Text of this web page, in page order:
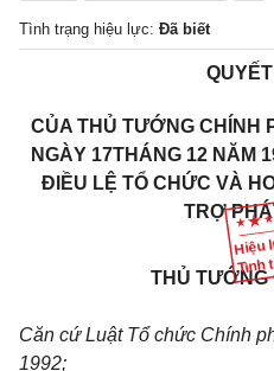
Tình trạng hiệu lực: Đã biết
Hiệu
CỦA THỦ TƯỚNG CHÍNH
NGÀY 17THÁNG 12 NĂM
ĐIỀU LỆ TỔ CHỨC VÀ
TRỢ
THỦ TƯỚNG
Căn cứ Luật Tổ chức Chính
1992;